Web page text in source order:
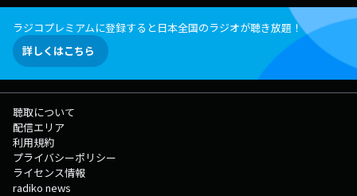
ラジコプレミアムに登録すると日本全国のラジオが聴き放題！
詳しくはこちら
聴取について
配信エリア
利用規約
プライバシーポリシー
ライセンス情報
radiko news